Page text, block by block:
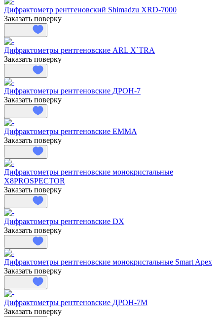
Дифрактометр рентгеновский Shimadzu XRD-7000
Заказать поверку
Дифрактометры рентгеновские ARL X`TRA
Заказать поверку
Дифрактометры рентгеновские ДРОН-7
Заказать поверку
Дифрактометры рентгеновские EMMA
Заказать поверку
Дифрактометры рентгеновские монокристальные
X8PROSPECTOR
Заказать поверку
Дифрактометры рентгеновские DX
Заказать поверку
Дифрактометры рентгеновские монокристальные Smart Apex
Заказать поверку
Дифрактометры рентгеновские ДРОН-7М
Заказать поверку